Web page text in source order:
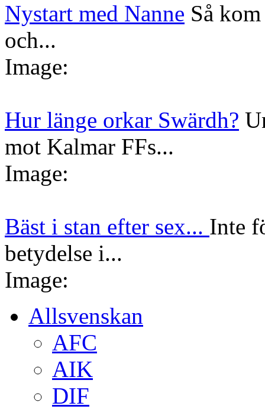
Nystart med Nanne Så
och...
Image:
Hur länge orkar Swärdh?
mot Kalmar FFs...
Image:
Bäst i stan efter sex... Inte
betydelse i...
Image:
Allsvenskan
AFC
AIK
DIF